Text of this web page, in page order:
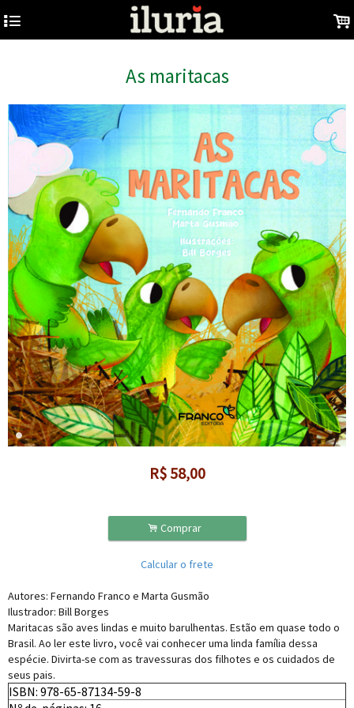
4 .
As maritacas
R$58,00
. Comprar
Calcular o frete
Autores: Fernando Franco e Marta Gusmão
Ilustrador: Bill Borges
Maritacas são aves lindas e muito barulhentas. Estão em quase todo o
Brasil. Ao ler este livro, você vai conhecer uma linda família dessa
espécie. Divirta-se com as travessuras dos filhotes e os cuidados de
seus pais.
ISBN: 978-65-87134-59-8